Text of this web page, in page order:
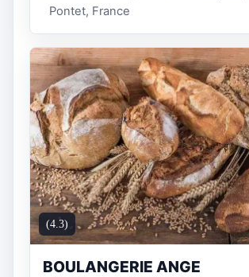
Pontet, France
(4.3)
BOULANGERIE ANGE